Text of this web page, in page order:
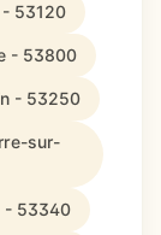
- 53120
- 53800
- 53250
sur-
- 53340